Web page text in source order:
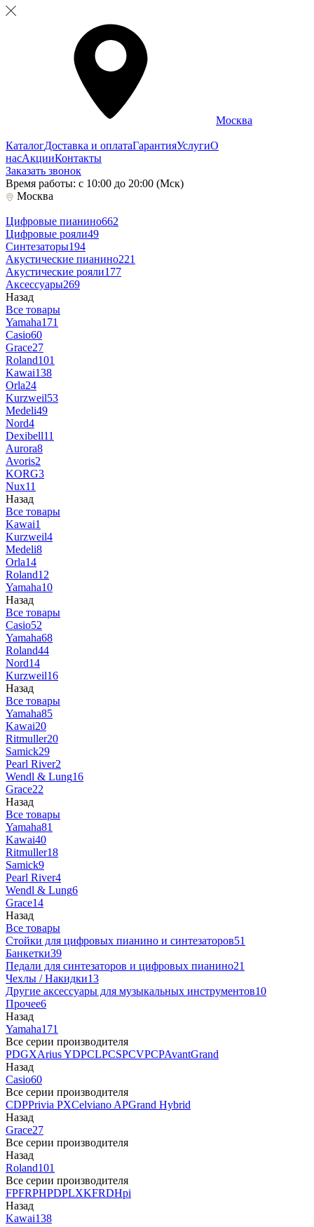
Москва
КаталогДоставка и оплатаГарантияУслугиО
насАкцииКонтакты
Заказать звонок
Время работы: с 10:00 до 20:00 (Мск)
Москва
Цифровые пианино662
Цифровые рояли49
Синтезаторы194
Акустические пианино221
Акустические рояли177
Аксессуары269
Назад
Все товары
Yamaha171
Casio60
Grace27
Roland101
Kawai138
Orla24
Kurzweil53
Medeli49
Nord4
Dexibell11
Aurora8
Avoris2
KORG3
Nux11
Назад
Все товары
Kawai1
Kurzweil4
Medeli8
Orla14
Roland12
Yamaha10
Назад
Все товары
Casio52
Yamaha68
Roland44
Nord14
Kurzweil16
Назад
Все товары
Yamaha85
Kawai20
Ritmuller20
Samick29
Pearl River2
Wendl & Lung16
Grace22
Назад
Все товары
Yamaha81
Kawai40
Ritmuller18
Samick9
Pearl River4
Wendl & Lung6
Grace14
Назад
Все товары
Стойки для цифровых пианино и синтезаторов51
Банкетки39
Педали для синтезаторов и цифровых пианино21
Чехлы / Накидки13
Другие аксессуары для музыкальных инструментов10
Прочее6
Назад
Yamaha171
Все серии производителя
PDGXArius YDPCLPCSPCVPCPAvantGrand
Назад
Casio60
Все серии производителя
CDPPrivia PXCelviano APGrand Hybrid
Назад
Grace27
Все серии производителя
Назад
Roland101
Все серии производителя
FPFRPHPDPLXKFRDHpi
Назад
Kawai138